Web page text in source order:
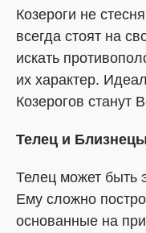
Козероги не
всегда стоят на
искать
их характер.
Козерогов
Телец и
Телец может быть
Ему сложно
основанные на